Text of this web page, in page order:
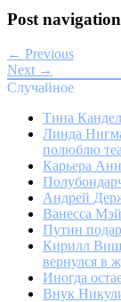
Post navigation
← Previous
Next →
Случайное
Тина
Линда
полюблю
Карьера
Андрей
Ванесса
Путин
Кирилл
вернулся в
Иногда
Внук